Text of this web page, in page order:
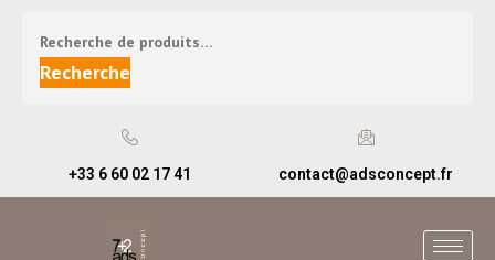
Recherche
+33 6 60 02 17 41 contact@adsconcept.fr